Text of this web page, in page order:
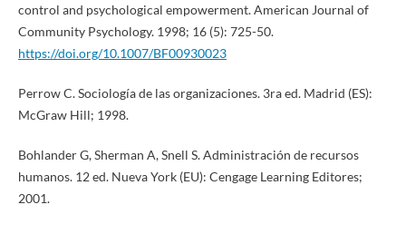
control and psychological empowerment. American Journal of
Community Psychology. 1998; 16 (5): 725-50.
https://doi.org/10.1007/BF00930023
Perrow C. Sociología de las organizaciones. 3ra ed. Madrid (ES):
McGraw Hill; 1998.
Bohlander G, Sherman A, Snell S. Administración de recursos
humanos. 12 ed. Nueva York (EU): Cengage Learning Editores;
2001.